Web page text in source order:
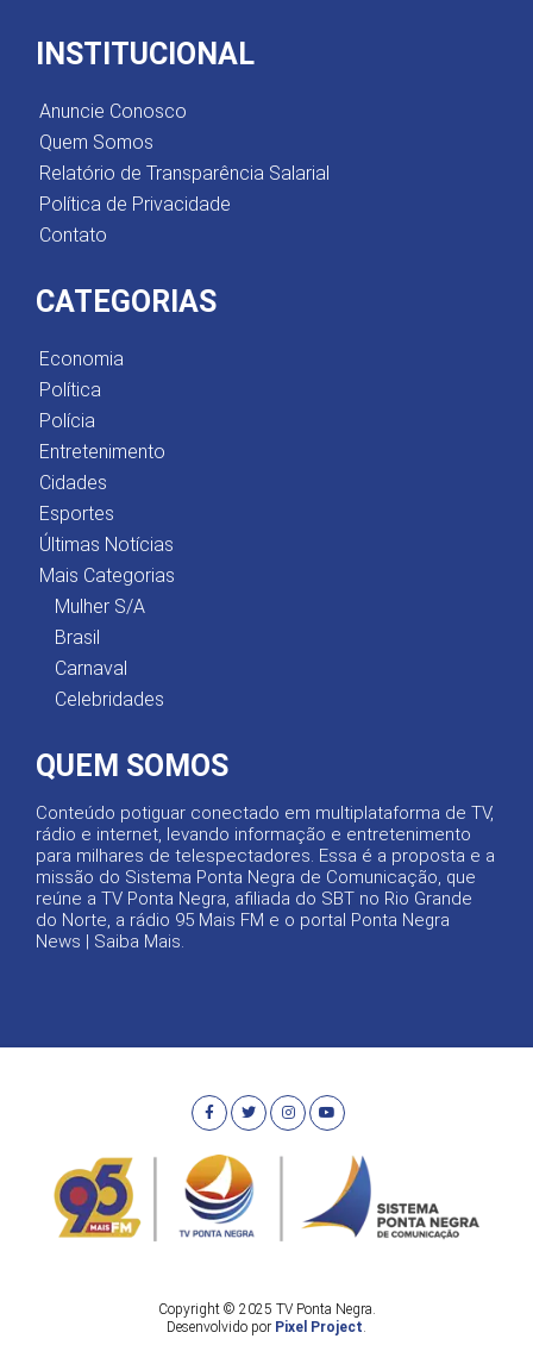
INSTITUCIONAL
Anuncie Conosco
Quem Somos
Relatório de Transparência Salarial
Política de Privacidade
Contato
CATEGORIAS
Economia
Política
Polícia
Entretenimento
Cidades
Esportes
Últimas Notícias
Mais Categorias
Mulher S/A
Brasil
Carnaval
Celebridades
QUEM SOMOS
Conteúdo potiguar conectado em multiplataforma de TV,
rádio e internet, levando informação e entretenimento
para milhares de telespectadores. Essa é a proposta e a
missão do Sistema Ponta Negra de Comunicação, que
reúne a TV Ponta Negra, afiliada do SBT no Rio Grande
do Norte, a rádio 95 Mais FM e o portal Ponta Negra
News | Saiba Mais.
Copyright © 2025 TV Ponta Negra.
Desenvolvido por Pixel Project.